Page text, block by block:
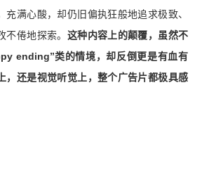
充满心酸，却仍旧偏执狂般地追求极致、
不倦地探索。 这种内容上的颠覆，虽然不
ending”类的情境，却反倒更是有血有
，还是视觉听觉上，整个广告片都极具感